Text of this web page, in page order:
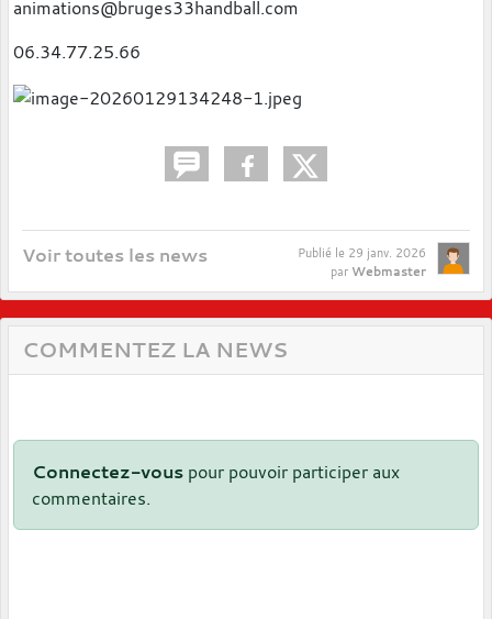
animations@bruges33handball.com
06.34.77.25.66
Voir toutes les news Publié le 29 janv. 2026
par Webmaster
COMMENTEZ LA NEWS
Connectez-vous pour pouvoir participer aux
commentaires.